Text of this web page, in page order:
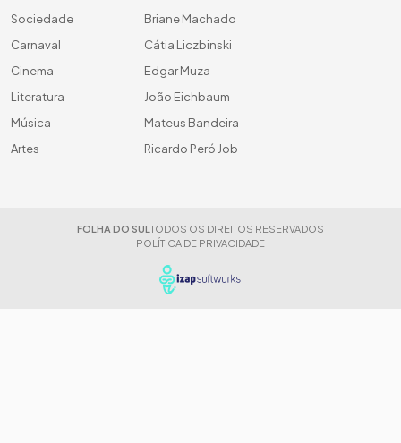
Sociedade
Carnaval
Cinema
Literatura
Música
Artes
Briane Machado
Cátia Liczbinski
Edgar Muza
João Eichbaum
Mateus Bandeira
Ricardo Peró Job
FOLHA DO SUL TODOS OS DIREITOS RESERVADOS
POLÍTICA DE PRIVACIDADE